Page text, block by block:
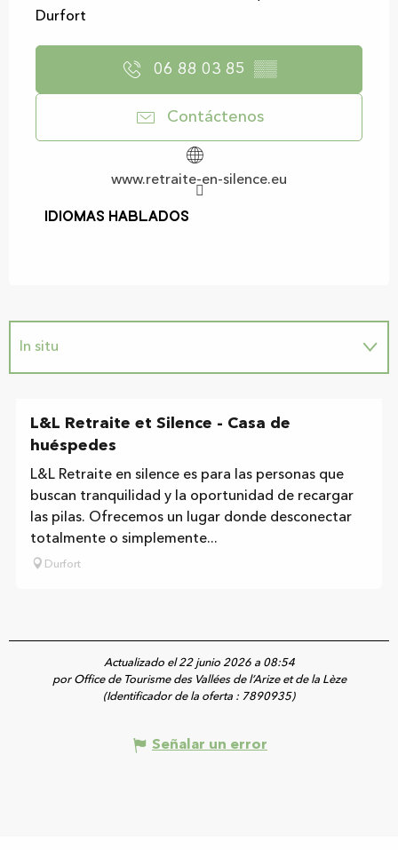
Durfort
06 88 03 85 ▒▒
Contáctenos
www.retraite-en-silence.eu
Idiomas hablados
Idiomas hablados
In situ
L&L Retraite et Silence - Casa de
huéspedes
L&L Retraite en silence es para las personas que
buscan tranquilidad y la oportunidad de recargar
las pilas. Ofrecemos un lugar donde desconectar
totalmente o simplemente...
Durfort
Actualizado el 22 junio 2026 a 08:54
por Office de Tourisme des Vallées de l’Arize et de la Lèze
(Identificador de la oferta : 7890935)
Señalar un error